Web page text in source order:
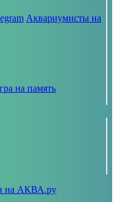
Аквариумисты на
на память